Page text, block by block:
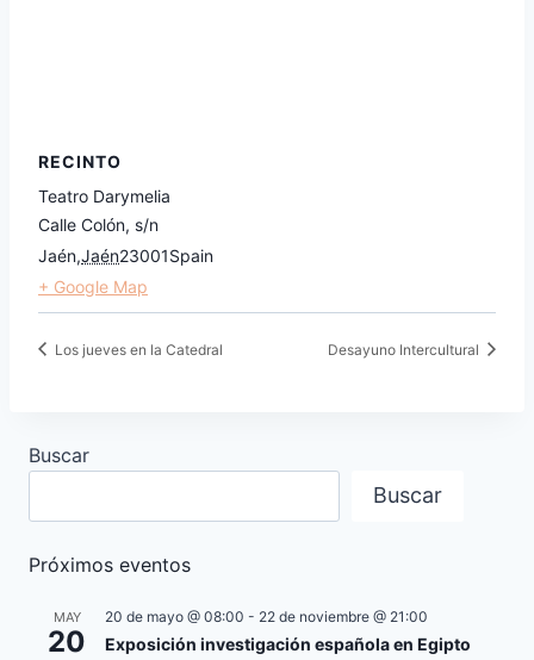
RECINTO
Teatro Darymelia
Calle Colón, s/n
Jaén,Jaén23001Spain
+ Google Map
Los jueves en la Catedral Desayuno Intercultural
Buscar
Buscar
Próximos eventos
MAY
20
20 de mayo @ 08:00 - 22 de noviembre @ 21:00
Exposición investigación española en Egipto